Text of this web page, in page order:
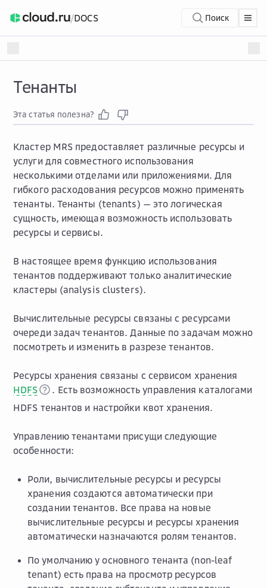
/DOCS Поиск
Тенанты
Эта статья полезна?
Кластер MRS предоставляет различные ресурсы и
услуги для совместного использования
несколькими отделами или приложениями. Для
гибкого расходования ресурсов можно применять
тенанты. Тенанты (tenants) — это логическая
сущность, имеющая возможность использовать
ресурсы и сервисы.
В настоящее время функцию использования
тенантов поддерживают только аналитические
кластеры (analysis clusters).
Вычислительные ресурсы связаны с ресурсами
очереди задач тенантов. Данные по задачам можно
посмотреть и изменить в разрезе тенантов.
Ресурсы хранения связаны с сервисом хранения
HDFS
. Есть возможность управления каталогами
HDFS тенантов и настройки квот хранения.
Управлению тенантами присущи следующие
особенности:
Роли, вычислительные ресурсы и ресурсы
хранения создаются автоматически при
создании тенантов. Все права на новые
вычислительные ресурсы и ресурсы хранения
автоматически назначаются ролям тенантов.
По умолчанию у основного тенанта (non-leaf
tenant) есть права на просмотр ресурсов